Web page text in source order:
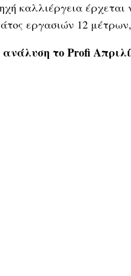
καλλιέργεια έρχεται
εργασιών 12 μέτρων,
το Profi